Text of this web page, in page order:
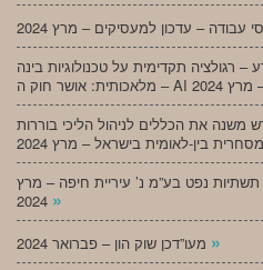
– רגולציה תקדימית על טכנולוגיות בינה
משנה את הכללים לניהול הליכי בוררות
תשתיות נפט בע”מ נ’ עיריית חיפה – מרץ
»
»